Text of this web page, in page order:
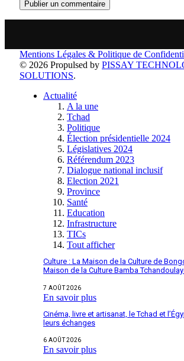
Mentions Légales & Politique de
© 2026 Propulsed by PISSAY
SOLUTIONS.
Actualité
A la une
Tchad
Politique
Élection présidentielle 2024
Législatives 2024
Référendum 2023
Dialogue national inclusif
Election 2021
Province
Santé
Education
Infrastructure
TICs
Tout afficher
Culture : La Maison de la Culture de
Maison de la Culture Bamba
7 AOÛT 2026
En savoir plus
Cinéma, livre et artisanat, le Tchad et
leurs échanges
6 AOÛT 2026
En savoir plus